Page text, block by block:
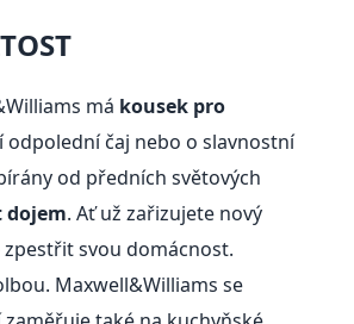
má kousek pro
odpolední čaj nebo o slavnostní
od předních světových
dojem. Ať už zařizujete nový
svou domácnost.
Maxwell&Williams se